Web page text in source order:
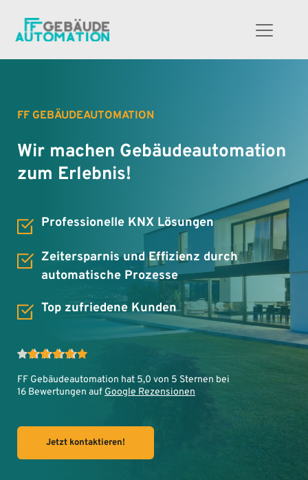
FF GEBÄUDEAUTOMATION
Wir machen Gebäudeautomation
zum Erlebnis!
Professionelle KNX Lösungen
Zeitersparnis und Effizienz durch
automatische Prozesse
Top zufriedene Kunden
FF Gebäudeautomation hat 5,0 von 5 Sternen bei
16 Bewertungen auf Google Rezensionen
Jetzt kontaktieren!